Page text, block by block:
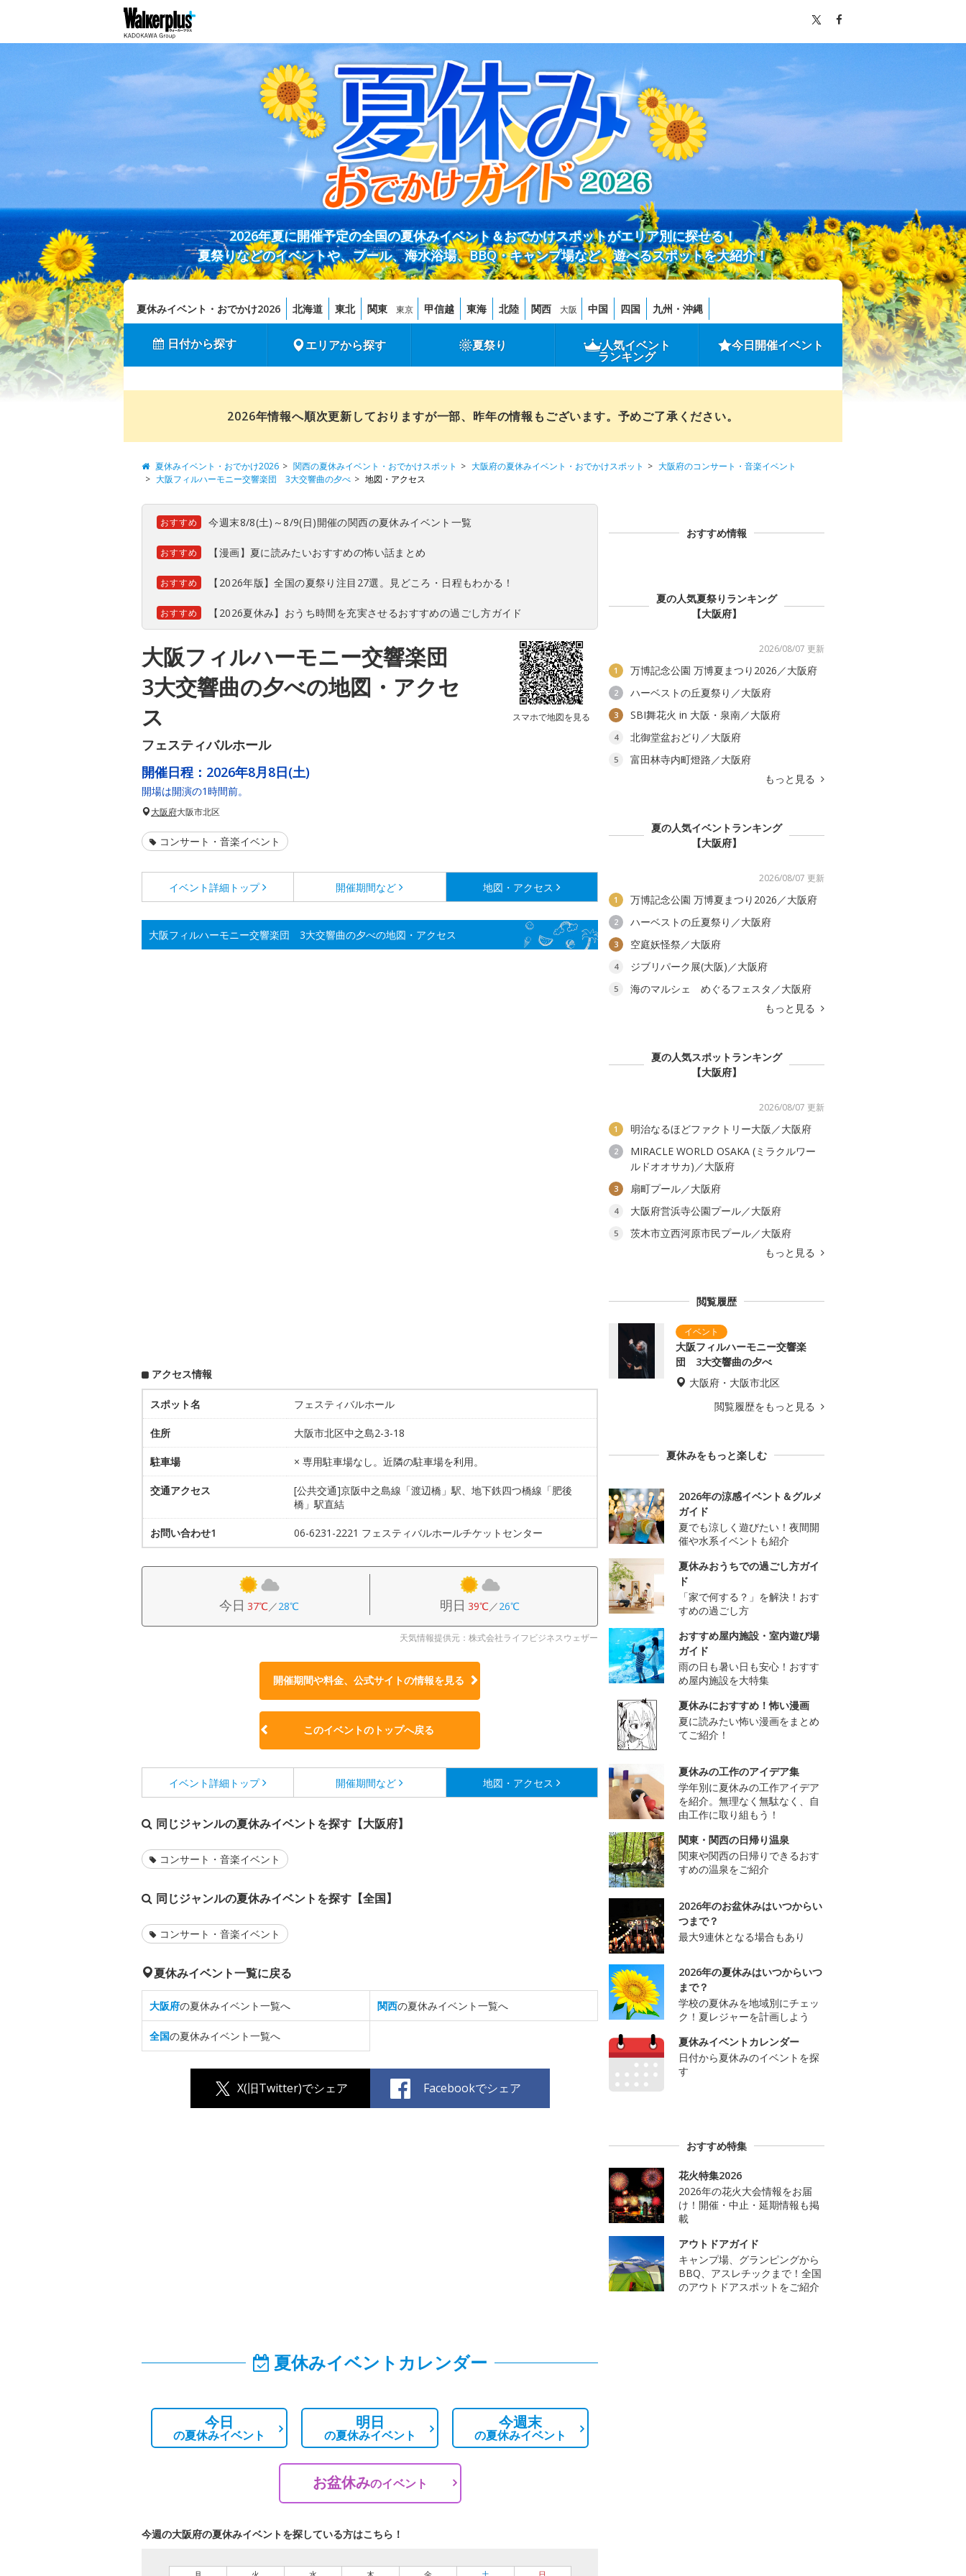
2026年夏に開催予定の全国の夏休みイベント＆おでかけスポットがエリア別に探せる！
夏祭りなどのイベントや、プール、海水浴場、BBQ・キャンプ場など、遊べるスポットを大紹介！
夏休みイベント・おでかけ2026 北海道 東北 関東 東京 甲信越 東海 北陸 関西 大阪 中国 四国 九州・沖縄
日付から探す エリアから探す 夏祭り 人気イベント
ランキング
今日開催イベント
2026年情報へ順次更新しておりますが一部、昨年の情報もございます。予めご了承ください。
夏休みイベント・おでかけ2026 関西の夏休みイベント・おでかけスポット 大阪府の夏休みイベント・おでかけスポット
大阪府のコンサート・音楽イベント
大阪フィルハーモニー交響楽団 3大交響曲の夕べ
地図・アクセス
おすすめ 今週末8/8(土)～8/9(日)開催の関西の夏休みイベント一覧
おすすめ 【漫画】夏に読みたいおすすめの怖い話まとめ
おすすめ 【2026年版】全国の夏祭り注目27選。見どころ・日程もわかる！
おすすめ 【2026夏休み】おうち時間を充実させるおすすめの過ごし方ガイド
大阪フィルハーモニー交響楽団
3大交響曲の夕べの地図・アクセ
ス
フェスティバルホール
スマホで地図を見る
開催日程： 2026年8月8日(土)
開場は開演の1時間前。
大阪府大阪市北区
コンサート・音楽イベント
イベント詳細 トップ 開催期間など 地図・アクセス
大阪フィルハーモニー交響楽団 3大交響曲の夕べの地図・アクセス
アクセス情報
スポット名 フェスティバルホール
住所 大阪市北区中之島2-3-18
駐車場 × 専用駐車場なし。近隣の駐車場を利用。
交通アクセス
[公共交通]京阪中之島線「渡辺橋」駅、地下鉄四つ橋線「肥後
橋」駅直結
お問い合わせ1 06-6231-2221 フェスティバルホールチケットセンター
今日 37℃／28℃ 明日 39℃／26℃
天気情報提供元：株式会社ライフビジネスウェザー
開催期間や料金、公式サイトの情報を見る
このイベントのトップへ戻る
イベント詳細 トップ 開催期間など 地図・アクセス
同じジャンルの夏休みイベントを探す【大阪府】
コンサート・音楽イベント
同じジャンルの夏休みイベントを探す【全国】
コンサート・音楽イベント
夏休みイベント一覧に戻る
大阪府の夏休みイベント一覧へ 関西の夏休みイベント一覧へ
全国の夏休みイベント一覧へ
X(旧Twitter)でシェア Facebookでシェア
夏休みイベントカレンダー
今日
の夏休みイベント
明日
の夏休みイベント
今週末
の夏休みイベント
お盆休みのイベント
今週の大阪府の夏休みイベントを探している方はこちら！
おすすめ情報
夏の人気夏祭りランキング
【大阪府】
2026/08/07 更新
1 万博記念公園 万博夏まつり2026／大阪府
2 ハーベストの丘夏祭り／大阪府
3 SBI舞花火 in 大阪・泉南／大阪府
4 北御堂盆おどり／大阪府
5
富田林寺内町燈路／大阪府
もっと見る
夏の人気イベントランキング
【大阪府】
2026/08/07 更新
1 万博記念公園 万博夏まつり2026／大阪府
2 ハーベストの丘夏祭り／大阪府
3 空庭妖怪祭／大阪府
4 ジブリパーク展(大阪)／大阪府
5
海のマルシェ めぐるフェスタ／大阪府
もっと見る
夏の人気スポットランキング
【大阪府】
2026/08/07 更新
1 明治なるほどファクトリー大阪／大阪府
2
MIRACLE WORLD OSAKA (ミラクルワー
ルドオオサカ)／大阪府
3 扇町プール／大阪府
4 大阪府営浜寺公園プール／大阪府
5
茨木市立西河原市民プール／大阪府
もっと見る
閲覧履歴
大阪フィルハーモニー交響楽
団 3大交響曲の夕べ
大阪府・大阪市北区
閲覧履歴をもっと見る
夏休みをもっと楽しむ
2026年の涼感イベント＆グルメ
ガイド
夏でも涼しく遊びたい！夜間開
催や水系イベントも紹介
夏休みおうちでの過ごし方ガイ
ド
「家で何する？」を解決！おす
すめの過ごし方
おすすめ屋内施設・室内遊び場
ガイド
雨の日も暑い日も安心！おすす
め屋内施設を大特集
夏休みにおすすめ！怖い漫画
夏に読みたい怖い漫画をまとめ
てご紹介！
夏休みの工作のアイデア集
学年別に夏休みの工作アイデア
を紹介。無理なく無駄なく、自
由工作に取り組もう！
関東・関西の日帰り温泉
関東や関西の日帰りできるおす
すめの温泉をご紹介
2026年のお盆休みはいつからい
つまで？
最大9連休となる場合もあり
2026年の夏休みはいつからいつ
まで？
学校の夏休みを地域別にチェッ
ク！夏レジャーを計画しよう
夏休みイベントカレンダー
日付から夏休みのイベントを探
す
おすすめ特集
花火特集2026
2026年の花火大会情報をお届
け！開催・中止・延期情報も掲
載
アウトドアガイド
キャンプ場、グランピングから
BBQ、アスレチックまで！全国
のアウトドアスポットをご紹介